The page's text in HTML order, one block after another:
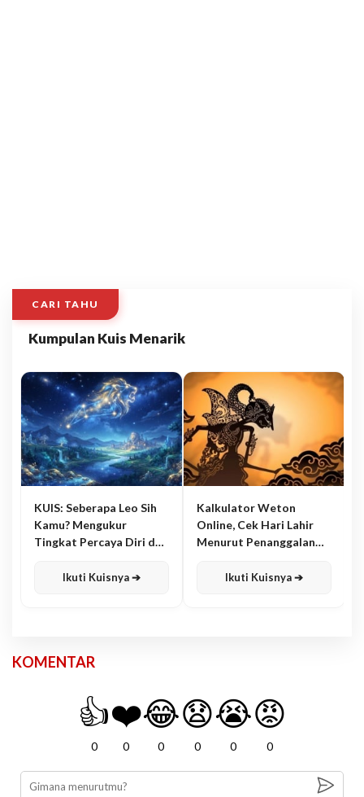
CARI TAHU
Kumpulan Kuis Menarik
KUIS: Seberapa Leo Sih
Kamu? Mengukur
Tingkat Percaya Diri dan
Ikuti Kuisnya ➔
Kalkulator Weton
Online, Cek Hari Lahir
Menurut Penanggalan
Ikuti Kuisnya ➔
KOMENTAR
👍
0
❤️
0
😂
0
😧
0
😭
0
😡
0